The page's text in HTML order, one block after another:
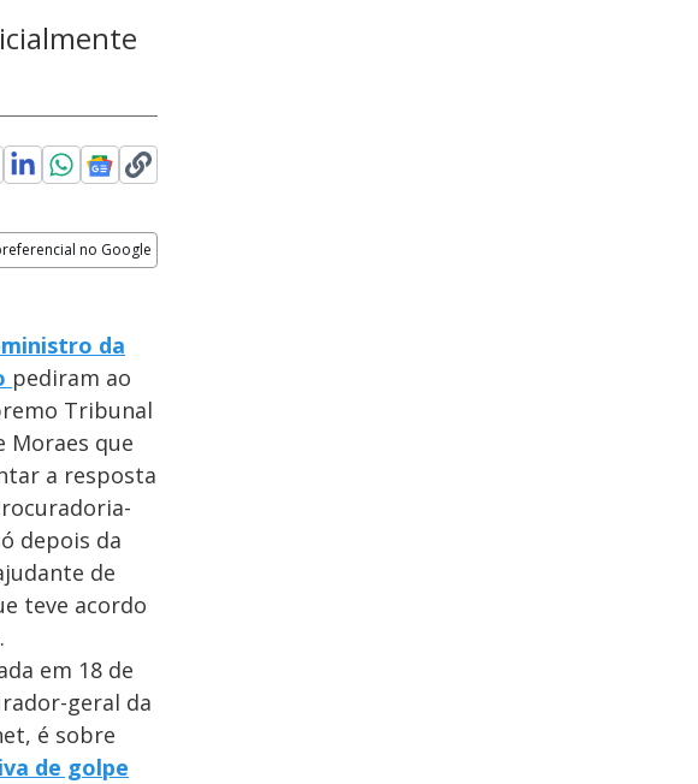
no Google
da
pediram ao
Tribunal
Moraes que
a resposta
depois da
de
teve acordo
em 18 de
geral da
é sobre
de golpe